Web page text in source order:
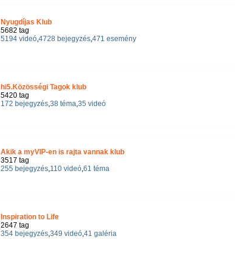
Nyugdíjas Klub
5682 tag
5194 videó,4728 bejegyzés,471 esemény
hi5.Közösségi Tagok klub
5420 tag
172 bejegyzés,38 téma,35 videó
Akik a myVIP-en is rajta vannak klub
3517 tag
255 bejegyzés,110 videó,61 téma
Inspiration to Life
2647 tag
354 bejegyzés,349 videó,41 galéria